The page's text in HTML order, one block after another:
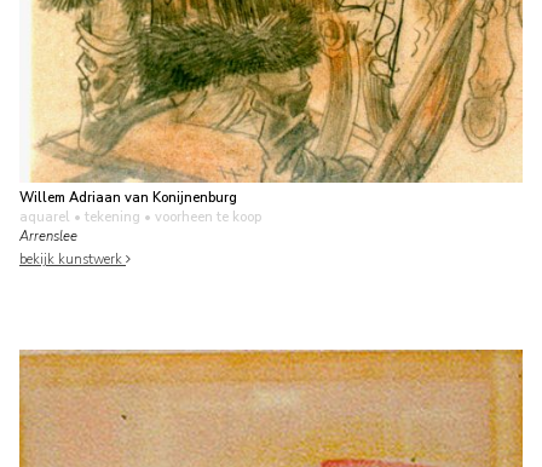
Willem Adriaan van Konijnenburg
aquarel • tekening • voorheen te koop
Arrenslee
bekijk kunstwerk